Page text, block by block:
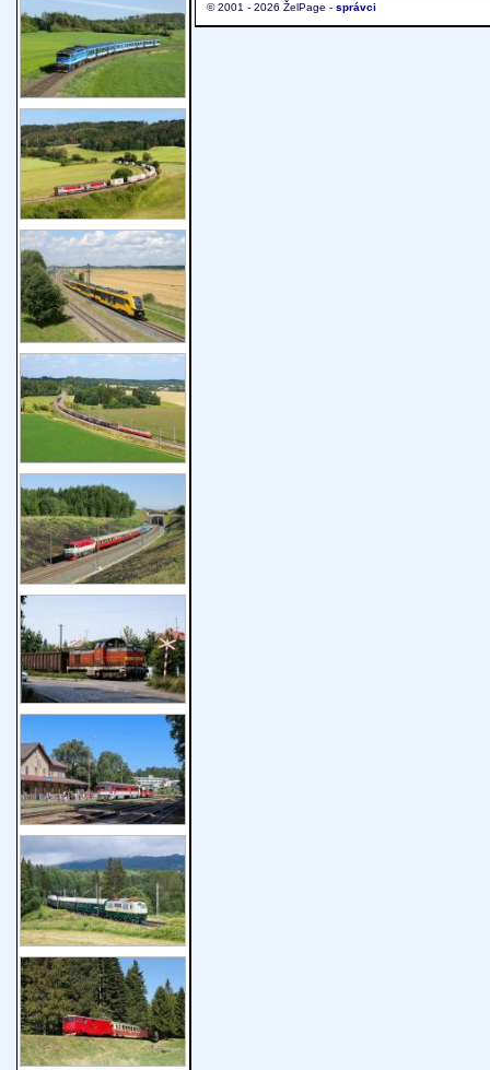
© 2001 - 2026 ŽelPage - správci